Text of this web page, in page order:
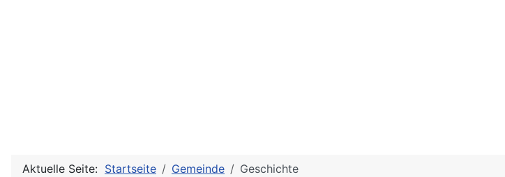
Aktuelle Seite: Startseite Gemeinde Geschichte